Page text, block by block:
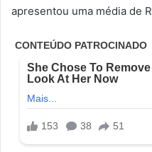
apresentou uma média de